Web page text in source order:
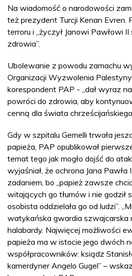
Na wiadomość o narodowości
też prezydent Turcji Kenan Evren.
terroru i „życzył Janowi Pawłowi
zdrowia”.
Ubolewanie z powodu zamachu
Organizacji Wyzwolenia Palestyny
korespondent PAP - „dał wyraz
powróci do zdrowia, aby
cenną dla świata chrześcijańskiego
Gdy w szpitalu Gemelli trwała
papieża, PAP opublikował
temat tego jak mogło dojść do
wyjaśniał, że ochrona Jana Pawła
zadaniem, bo „papież zawsze
witających go tłumów i nie godził
osobista oddzielała go od ludzi”.
watykańska gwardia szwajcarska
halabardy. Najwięcej możliwości
papieża ma w istocie jego dwóch
współpracowników: ksiądz
kamerdyner Angelo Gugel” –